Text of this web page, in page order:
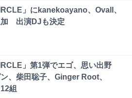
」にkanekoayano、Ovall、
加 出演DJも決定
」第1弾でエゴ、思い出野
、柴田聡子、Ginger Root、
組